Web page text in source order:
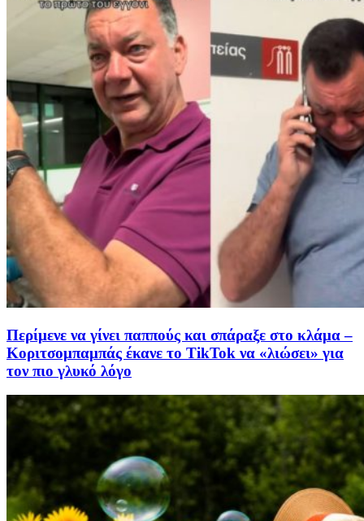
Περίμενε να γίνει παππούς και σπάραξε στο κλάμα –
Κοριτσομπαμπάς έκανε το TikTok να «λιώσει» για
τον πιο γλυκό λόγο